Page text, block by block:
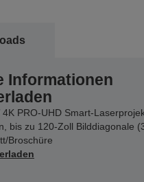
Informationen
4K PRO-UHD Smart-
bis zu 120-Zoll Bilddiagonale
Broschüre